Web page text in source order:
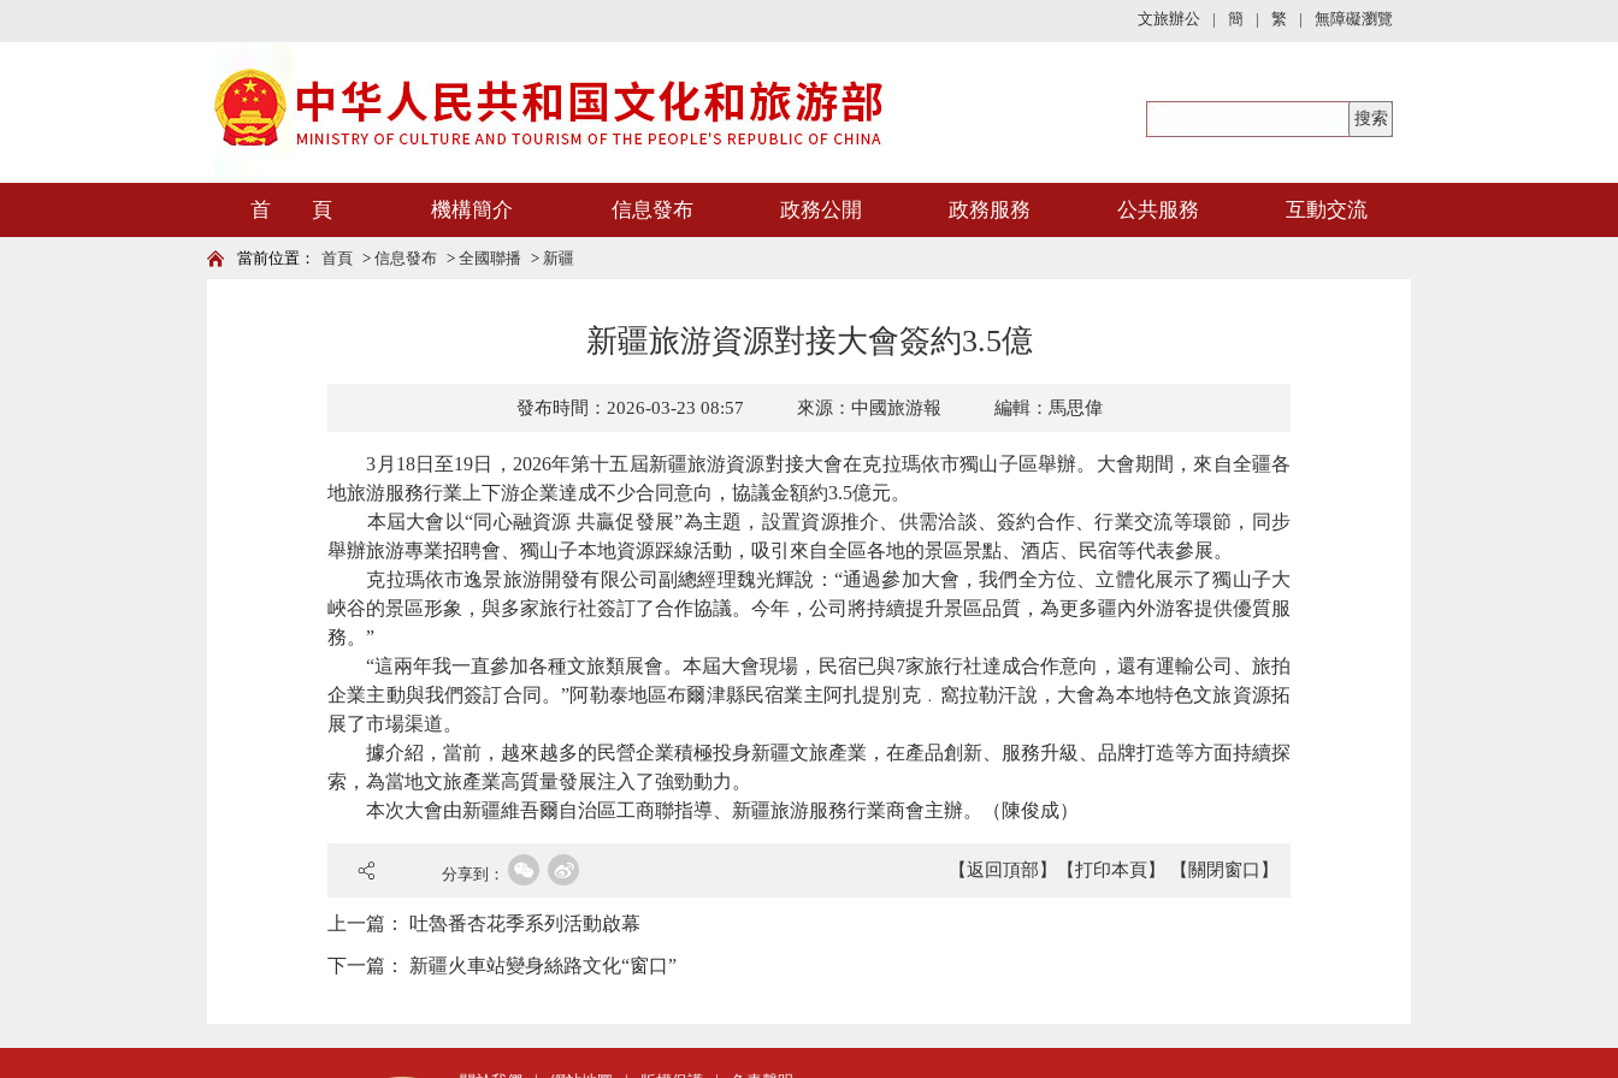
文旅辦公 | 簡 | 繁 | 無障礙瀏覽
首 頁 機構簡介 信息發布 政務公開 政務服務 公共服務 互動交流
當前位置： 首頁 > 信息發布 > 全國聯播 > 新疆
新疆旅游資源對接大會簽約3.5億
發布時間：2026-03-23 08:57 來源：中國旅游報 編輯：馬思偉
3月18日至19日，2026年第十五屆新疆旅游資源對接大會在克拉瑪依市獨山子區舉辦。大會期間，來自全疆各
地旅游服務行業上下游企業達成不少合同意向，協議金額約3.5億元。
本屆大會以“同心融資源 共贏促發展”為主題，設置資源推介、供需洽談、簽約合作、行業交流等環節，同步
舉辦旅游專業招聘會、獨山子本地資源踩線活動，吸引來自全區各地的景區景點、酒店、民宿等代表參展。
克拉瑪依市逸景旅游開發有限公司副總經理魏光輝說：“通過參加大會，我們全方位、立體化展示了獨山子大
峽谷的景區形象，與多家旅行社簽訂了合作協議。今年，公司將持續提升景區品質，為更多疆內外游客提供優質服
務。”
“這兩年我一直參加各種文旅類展會。本屆大會現場，民宿已與7家旅行社達成合作意向，還有運輸公司、旅拍
企業主動與我們簽訂合同。”阿勒泰地區布爾津縣民宿業主阿扎提別克﹒窩拉勒汗說，大會為本地特色文旅資源拓
展了市場渠道。
據介紹，當前，越來越多的民營企業積極投身新疆文旅產業，在產品創新、服務升級、品牌打造等方面持續探
索，為當地文旅產業高質量發展注入了強勁動力。
本次大會由新疆維吾爾自治區工商聯指導、新疆旅游服務行業商會主辦。（陳俊成）
分享到： 【返回頂部】 【打印本頁】 【關閉窗口】
上一篇： 吐魯番杏花季系列活動啟幕
下一篇： 新疆火車站變身絲路文化“窗口”